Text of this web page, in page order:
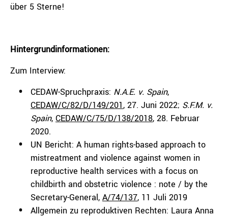
über 5 Sterne!
Hintergrundinformationen:
Zum Interview:
CEDAW-Spruchpraxis: N.A.E. v. Spain,
CEDAW/C/82/D/149/201, 27. Juni 2022; S.F.M. v.
Spain, CEDAW/C/75/D/138/2018, 28. Februar
2020.
UN Bericht: A human rights-based approach to
mistreatment and violence against women in
reproductive health services with a focus on
childbirth and obstetric violence : note / by the
Secretary-General, A/74/137, 11 Juli 2019
Allgemein zu reproduktiven Rechten: Laura Anna